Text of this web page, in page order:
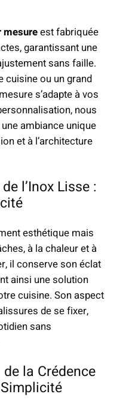
mesureest fabriquée
garantissant une
sans faille.
cuisine ou un grand
s’adapte à vos
nous
ambiance unique
et à l’architecture
l’Inox Lisse :
esthétique mais
à la chaleur et à
il conserve son éclat
ainsi une solution
cuisine. Son aspect
de se fixer,
sans
la Crédence